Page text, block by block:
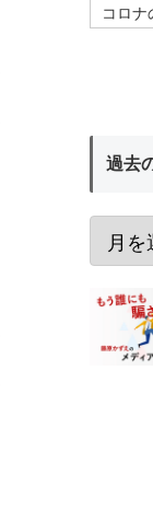
コロナ
過去